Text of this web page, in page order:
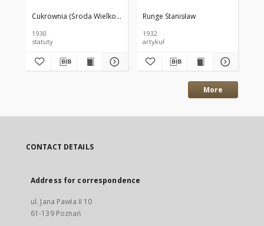
Cukrownia (Środa Wielkopolska)
1930
statuty
Runge Stanisław
1932
artykuł
More
CONTACT DETAILS
Address for correspondence
ul. Jana Pawła II 10
61-139 Poznań